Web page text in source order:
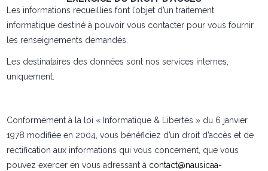
Les informations recueillies font l’objet d’un traitement
informatique destiné à pouvoir vous contacter pour vous fournir
les renseignements demandés.
Les destinataires des données sont nos services internes,
uniquement.
Conformément à la loi « Informatique & Libertés » du 6 janvier
1978 modifiée en 2004, vous bénéficiez d’un droit d’accès et de
rectification aux informations qui vous concernent, que vous
pouvez exercer en vous adressant à contact@nausicaa-